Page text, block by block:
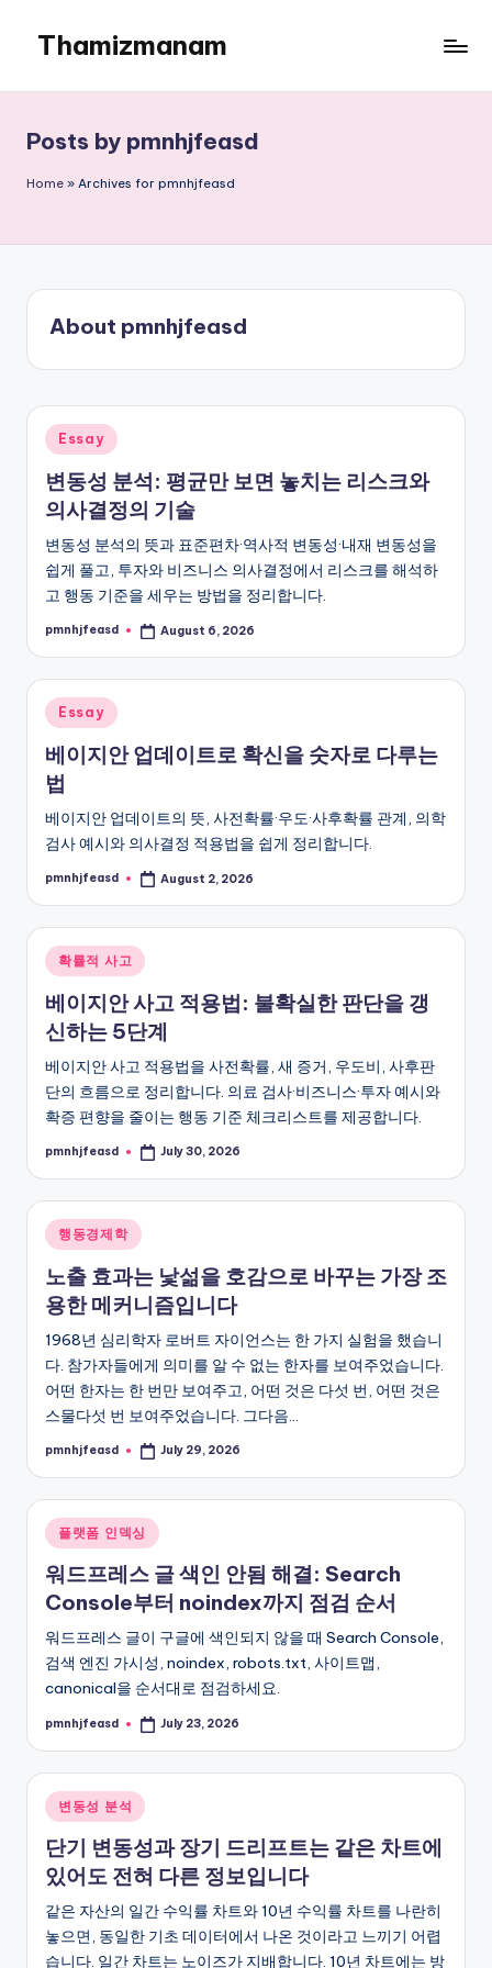
content
Thamizmanam
Posts by pmnhjfeasd
Home » Archives for pmnhjfeasd
About pmnhjfeasd
Posted
in
Essay
변동성 분석: 평균만 보면 놓치는 리스크와
의사결정의 기술
변동성 분석의 뜻과 표준편차·역사적 변동성·내재 변동성을
쉽게 풀고, 투자와 비즈니스 의사결정에서 리스크를 해석하
고 행동 기준을 세우는 방법을 정리합니다.
Posted
pmnhjfeasd August 6, 2026
Posted
in
Essay
베이지안 업데이트로 확신을 숫자로 다루는
법
베이지안 업데이트의 뜻, 사전확률·우도·사후확률 관계, 의학
검사 예시와 의사결정 적용법을 쉽게 정리합니다.
Posted
pmnhjfeasd August 2, 2026
Posted
in
확률적 사고
베이지안 사고 적용법: 불확실한 판단을 갱
신하는 5단계
베이지안 사고 적용법을 사전확률, 새 증거, 우도비, 사후판
단의 흐름으로 정리합니다. 의료 검사·비즈니스·투자 예시와
확증 편향을 줄이는 행동 기준 체크리스트를 제공합니다.
Posted
pmnhjfeasd July 30, 2026
Posted
in
행동경제학
노출 효과는 낯섦을 호감으로 바꾸는 가장 조
용한 메커니즘입니다
1968년 심리학자 로버트 자이언스는 한 가지 실험을 했습니
다. 참가자들에게 의미를 알 수 없는 한자를 보여주었습니다.
어떤 한자는 한 번만 보여주고, 어떤 것은 다섯 번, 어떤 것은
스물다섯 번 보여주었습니다. 그다음…
Posted
pmnhjfeasd July 29, 2026
Posted
in
플랫폼 인덱싱
워드프레스 글 색인 안됨 해결: Search
Console부터 noindex까지 점검 순서
워드프레스 글이 구글에 색인되지 않을 때 Search Console,
검색 엔진 가시성, noindex, robots.txt, 사이트맵,
canonical을 순서대로 점검하세요.
Posted
pmnhjfeasd July 23, 2026
Posted
in
변동성 분석
단기 변동성과 장기 드리프트는 같은 차트에
있어도 전혀 다른 정보입니다
같은 자산의 일간 수익률 차트와 10년 수익률 차트를 나란히
놓으면, 동일한 기초 데이터에서 나온 것이라고 느끼기 어렵
습니다. 일간 차트는 노이즈가 지배합니다. 10년 차트에는 방